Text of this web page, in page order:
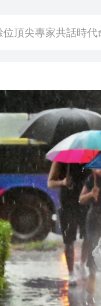
澄邁文儒煥新升級
26戶省屬國企去年
鐵西校園閱讀活動解
英案｜吳良好：依
更多時間專注做好
位頂尖專家共話時代
澄邁文儒煥新升級
英率港區全國政協
年海南儋州以舊換
26戶省屬國企去年